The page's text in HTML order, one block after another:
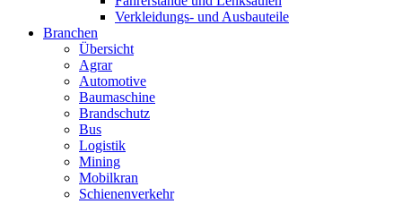
Verkleidungs- und Ausbauteile
Branchen
Übersicht
Agrar
Automotive
Baumaschine
Brandschutz
Bus
Logistik
Mining
Mobilkran
Schienenverkehr